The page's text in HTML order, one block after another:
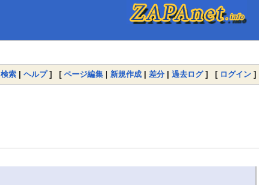
検索 | ヘルプ] [ ページ編集 | 新規作成 | 差分 | 過去ログ] [ ログイン ]